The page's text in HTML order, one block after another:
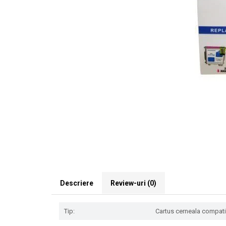
Descriere Review-uri (0)
Tip: Cartus cerneala